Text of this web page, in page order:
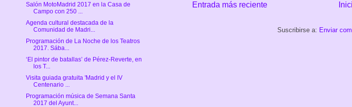
Entrada más reciente
Suscribirse a: Enviar
Salón MotoMadrid 2017 en la Casa de
Campo con 250 ...
Agenda cultural destacada de la
Comunidad de Madri...
Programación de La Noche de los Teatros
2017. Sába...
‘El pintor de batallas’ de Pérez-Reverte, en
los T...
Visita guiada gratuita 'Madrid y el IV
Centenario ...
Programación música de Semana Santa
2017 del Ayunt...